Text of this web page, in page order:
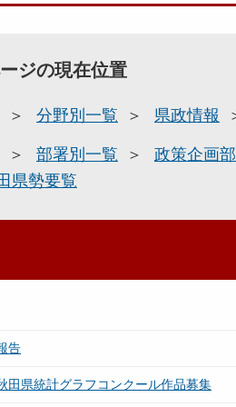
ジの現在位置
分野別一覧 県政情報
部署別一覧 政策企画部
県勢要覧
告
田県統計グラフコンクール作品募集